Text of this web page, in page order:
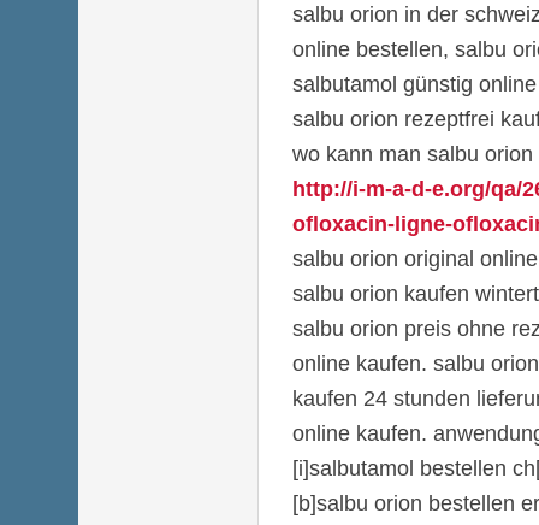
salbu orion in der
online bestellen, salbu
salbutamol günstig
salbu orion rezeptfrei
wo kann man salbu
http://i-m-a-d-e.org/qa/
ofloxacin-ligne-
salbu orion original
salbu orion kaufen
salbu orion preis ohne
online kaufen. salbu
kaufen 24 stunden
online kaufen.
[i]salbutamol bestellen
[b]salbu orion bestellen